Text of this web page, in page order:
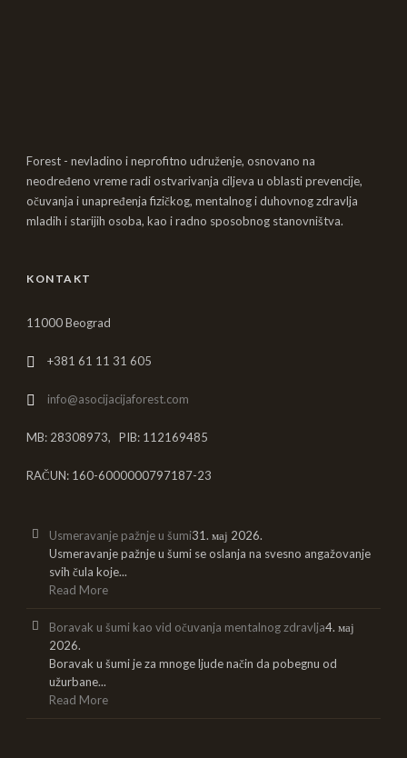
Forest - nevladino i neprofitno udruženje, osnovano na
neodređeno vreme radi ostvarivanja ciljeva u oblasti prevencije,
očuvanja i unapređenja fizičkog, mentalnog i duhovnog zdravlja
mladih i starijih osoba, kao i radno sposobnog stanovništva.
KONTAKT
11000 Beograd
+381 61 11 31 605
info@asocijacijaforest.com
MB: 28308973, PIB: 112169485
RAČUN: 160-6000000797187-23
Usmeravanje pažnje u šumi31. мај 2026.
Usmeravanje pažnje u šumi se oslanja na svesno angažovanje
svih čula koje...
Read More
Boravak u šumi kao vid očuvanja mentalnog zdravlja4. мај
2026.
Boravak u šumi je za mnoge ljude način da pobegnu od
užurbane...
Read More